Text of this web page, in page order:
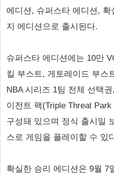
에디션, 슈퍼스타 에디션,
지 에디션으로 출시된다.
슈퍼스타 에디션에는 10만
킬 부스트, 게토레이드 부스
NBA 시리즈 1팀 전체 선택
이전트 팩(Triple Threat
구성돼 있으며 정식 출시일
스로 게임을 플레이할 수 있
확실한 승리 에디션은 9월 7